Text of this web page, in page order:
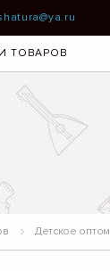
ТОВАРОВ
Детское оптом